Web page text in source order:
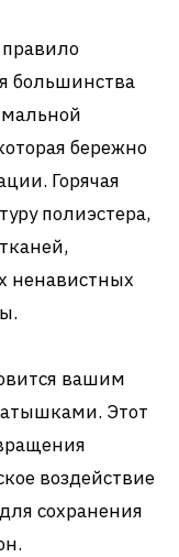
большинства
бережно
Горячая
полиэстера,
ненавистных
вашим
Этот
воздействие
сохранения